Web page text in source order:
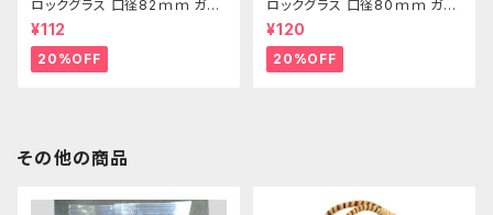
ロックグラス 口径82ｍｍ ガラ
ス製 250cc
¥112
20%OFF
ロックグラス 口径80ｍｍ ガラ
ス製 220cc
¥120
20%OFF
その他の商品